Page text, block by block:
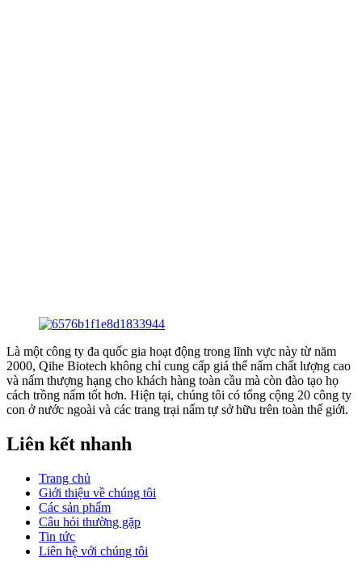
Là một công ty đa quốc gia hoạt động trong lĩnh vực này từ năm
2000, Qihe Biotech không chỉ cung cấp giá thể nấm chất lượng cao
và nấm thượng hạng cho khách hàng toàn cầu mà còn đào tạo họ
cách trồng nấm tốt hơn. Hiện tại, chúng tôi có tổng cộng 20 công ty
con ở nước ngoài và các trang trại nấm tự sở hữu trên toàn thế giới.
Liên kết nhanh
Trang chủ
Giới thiệu về chúng tôi
Các sản phẩm
Câu hỏi thường gặp
Tin tức
Liên hệ với chúng tôi